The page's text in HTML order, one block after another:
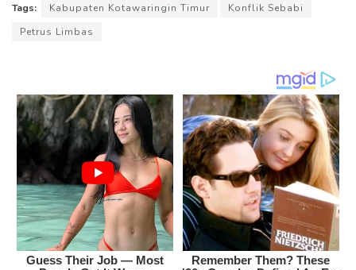
Tags: Kabupaten Kotawaringin Timur
Konflik Sebabi
Petrus Limbas